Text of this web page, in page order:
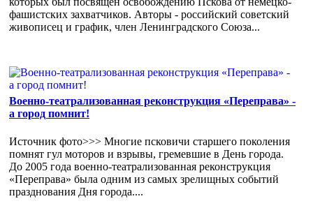
фашистских захватчиков. Авторы - российский советский
живописец и график, член Ленинградского Союза...
Военно-театрализованная реконструкция «Переправа» -
а город помнит!
Источник фото>>> Многие псковичи старшего поколения
помнят гул моторов и взрывы, гремевшие в День города.
До 2005 года военно-театрализованная реконструкция
«Переправа» была одним из самых зрелищных событий
празднования Дня города....